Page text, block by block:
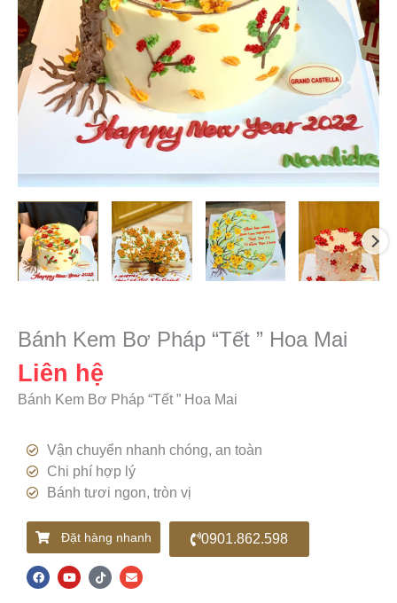
Bánh Kem Bơ Pháp “Tết ” Hoa Mai
Liên hệ
Bánh Kem Bơ Pháp “Tết ” Hoa Mai
Vận chuyển nhanh chóng, an toàn
Chi phí hợp lý
Bánh tươi ngon, tròn vị
Đặt hàng nhanh 0901.862.598
a
c
o
u
i
k
n
v